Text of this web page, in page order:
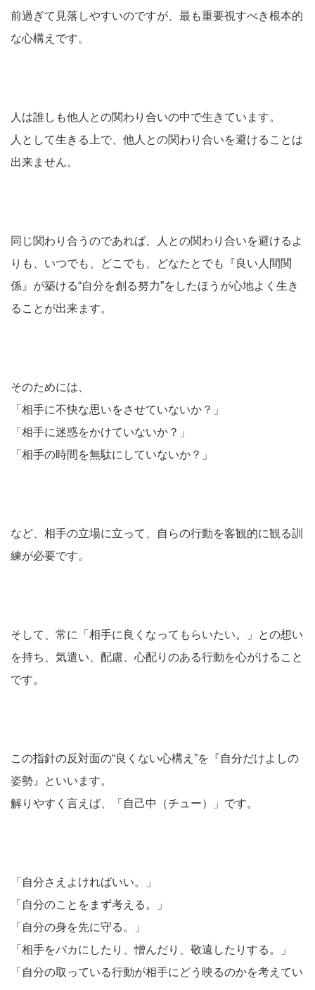
前過ぎて見落しやすいのですが、最も重要視すべき根本的
な心構えです。
人は誰しも他人との関わり合いの中で生きています。
人として生きる上で、他人との関わり合いを避けることは
出来ません。
同じ関わり合うのであれば、人との関わり合いを避けるよ
りも、いつでも、どこでも、どなたとでも『良い人間関
係』が築ける“自分を創る努力”をしたほうが心地よく生き
ることが出来ます。
そのためには、
「相手に不快な思いをさせていないか？」
「相手に迷惑をかけていないか？」
「相手の時間を無駄にしていないか？」
など、相手の立場に立って、自らの行動を客観的に観る訓
練が必要です。
そして、常に「相手に良くなってもらいたい。」との想い
を持ち、気遣い、配慮、心配りのある行動を心がけること
です。
この指針の反対面の“良くない心構え”を『自分だけよしの
姿勢』といいます。
解りやすく言えば、「自己中（チュー）」です。
「自分さえよければいい。」
「自分のことをまず考える。」
「自分の身を先に守る。」
「相手をバカにしたり、憎んだり、敬遠したりする。」
「自分の取っている行動が相手にどう映るのかを考えてい